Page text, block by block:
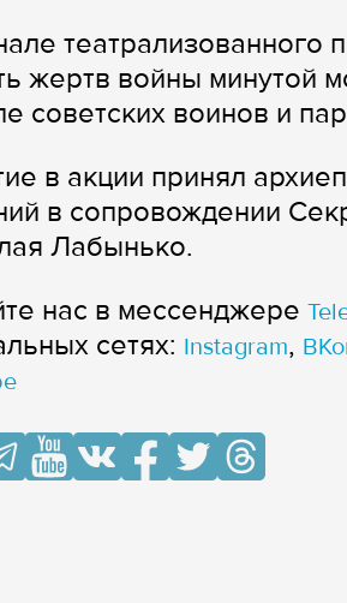
театрализованного
жертв войны минутой
советских воинов и
в акции принял
в сопровождении
Лабынько.
нас в мессенджере
сетях: Instagram,